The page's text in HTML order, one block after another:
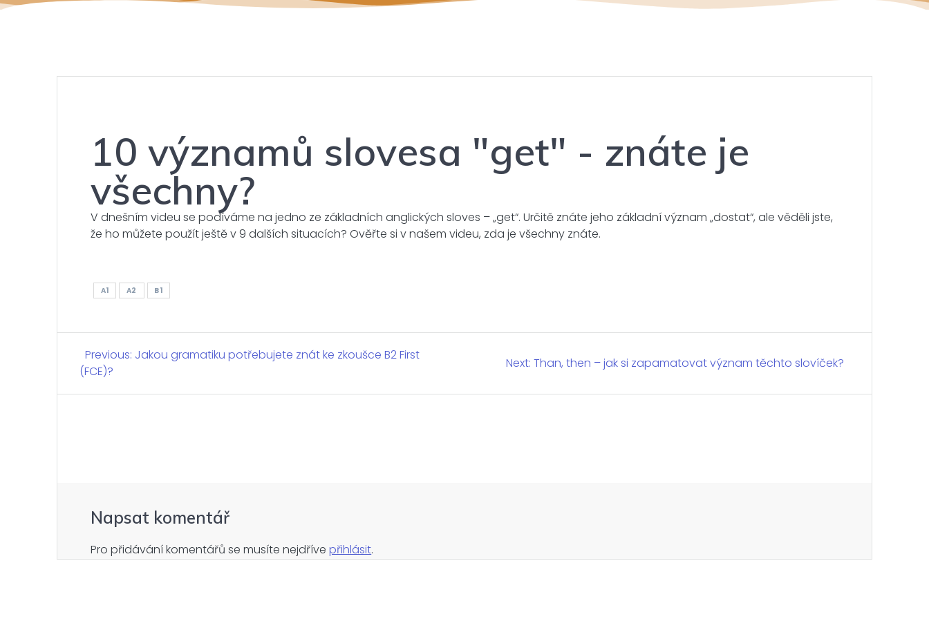
10 významů slovesa "get" - znáte je
všechny?
V dnešním videu se podíváme na jedno ze základních anglických sloves – „get“. Určitě znáte jeho základní význam „dostat“, ale věděli jste,
že ho můžete použít ještě v 9 dalších situacích? Ověřte si v našem videu, zda je všechny znáte.
A1 A2 B1
Navigace
pro
Previous: Previous
Jakou gramatiku potřebujete znát ke zkoušce B2 First
(FCE)?
Next: Next
Than, then – jak si zapamatovat význam těchto slovíček?
Napsat komentář
Pro přidávání komentářů se musíte nejdřívepřihlásit.